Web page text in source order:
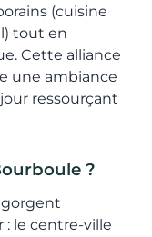
(cuisine
tout en
Cette alliance
une ambiance
ressourçant
?
: le centre-ville